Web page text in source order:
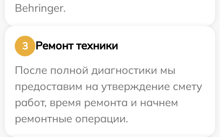
Behringer.
3
Ремонт техники
После полной диагностики мы
предоставим на утверждение смету
работ, время ремонта и начнем
ремонтные операции.